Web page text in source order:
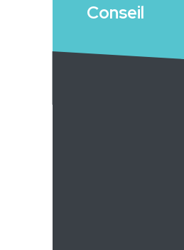
Conseil